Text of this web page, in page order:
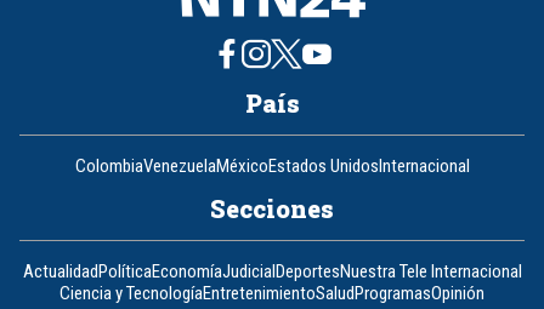
País
ColombiaVenezuelaMéxicoEstados UnidosInternacional
Secciones
ActualidadPolíticaEconomíaJudicialDeportesNuestra Tele Internacional
Ciencia y TecnologíaEntretenimientoSaludProgramasOpinión